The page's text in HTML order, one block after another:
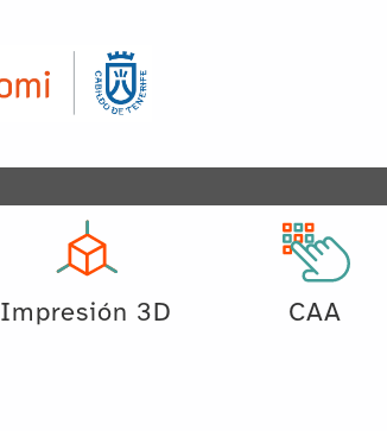
Impresión 3D CAA